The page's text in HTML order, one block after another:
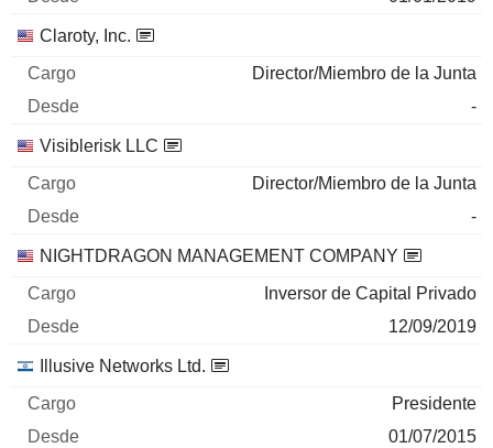
Claroty, Inc.
Director/Miembro de la Junta
-
Visiblerisk LLC
Director/Miembro de la Junta
-
NIGHTDRAGON MANAGEMENT COMPANY
Inversor de Capital Privado
12/09/2019
Illusive Networks Ltd.
Presidente
01/07/2015